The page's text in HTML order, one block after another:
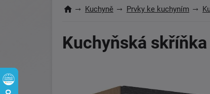
Kuchyně Prvky ke kuchyním
Kuchyňská